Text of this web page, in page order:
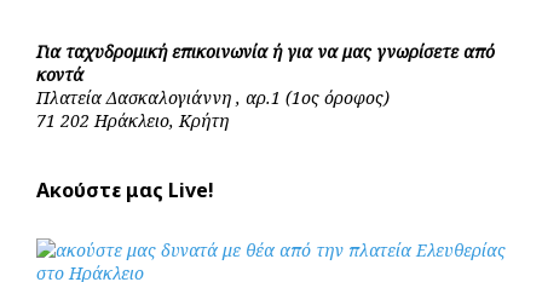
Για ταχυδρομική επικοινωνία ή για να μας γνωρίσετε από
κοντά
Πλατεία Δασκαλογιάννη , αρ.1 (1ος όροφος)
71 202 Ηράκλειο, Κρήτη
Ακούστε μας Live!